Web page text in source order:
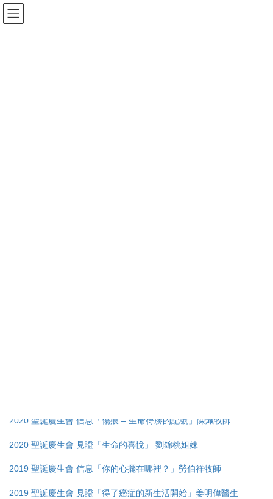
Skip
Skip
2020 聖誕慶生會 信息「傷痕 – 生命得勝的記號」陳熾牧師
2020 聖誕慶生會 見證 「生命的喜悅 」 劉錦桃姐妹
2019 聖誕慶生會 信息「你的心擺在哪裡？」勞伯祥牧師
2019 聖誕慶生會 見證「得了癌症的新生活開始」姜明偉醫生